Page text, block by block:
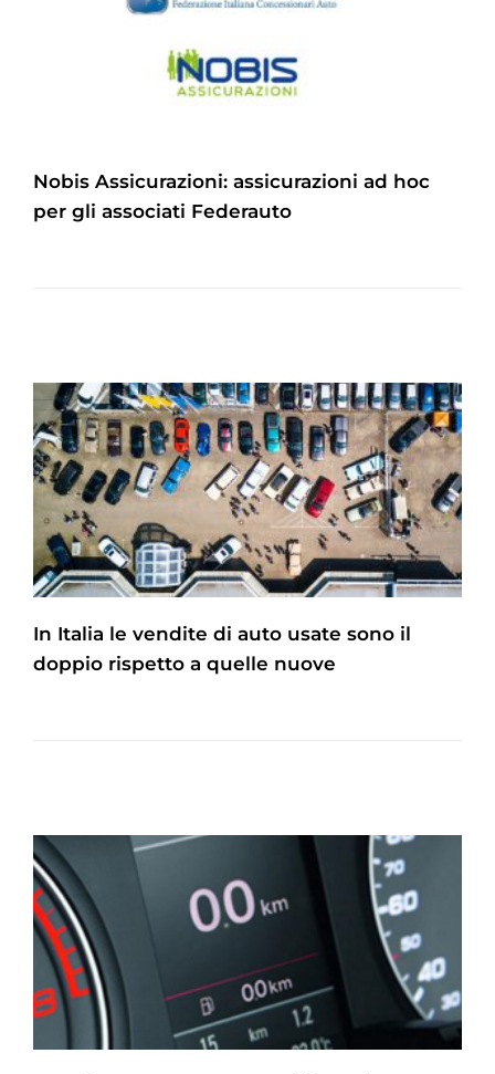
Nobis Assicurazioni: assicurazioni ad hoc
per gli associati Federauto
In Italia le vendite di auto usate sono il
doppio rispetto a quelle nuove